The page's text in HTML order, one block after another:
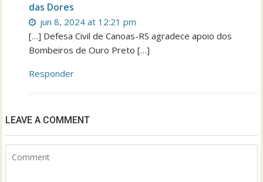
das Dores
jun 8, 2024 at 12:21 pm
[…] Defesa Civil de Canoas-RS agradece apoio dos
Bombeiros de Ouro Preto […]
Responder
LEAVE A COMMENT